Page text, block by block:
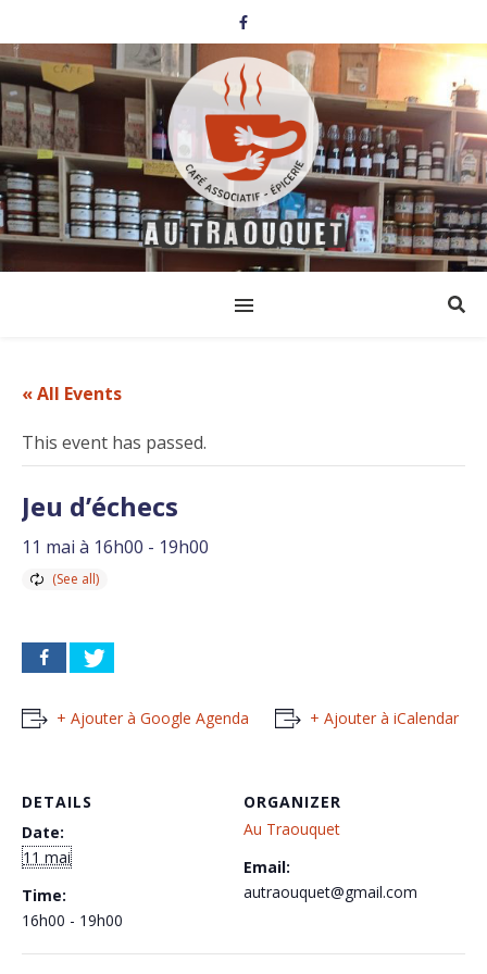
« All Events
This event has passed.
Jeu d’échecs
11 mai à 16h00 - 19h00
+ Ajouter à Google Agenda + Ajouter à iCalendar
DETAILS
Date:
11 mai
Time:
16h00 - 19h00
ORGANIZER
Au Traouquet
Email:
autraouquet@gmail.com